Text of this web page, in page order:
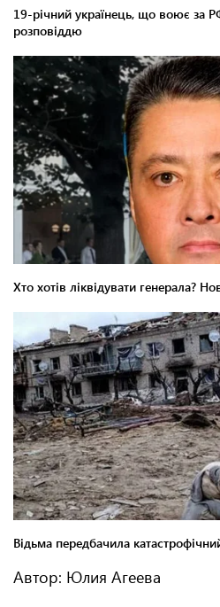
Автор: Юлия Агеева